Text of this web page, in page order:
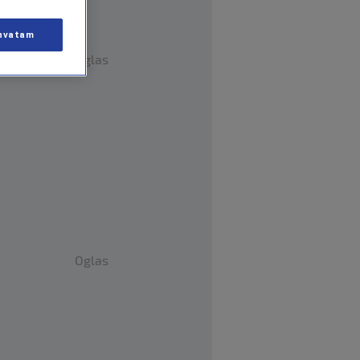
Oglas
Oglas